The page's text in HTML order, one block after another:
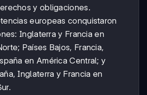
y obligaciones.
europeas conquistaron
Inglaterra y Francia en
Países Bajos, Francia,
en América Central; y
Inglaterra y Francia en